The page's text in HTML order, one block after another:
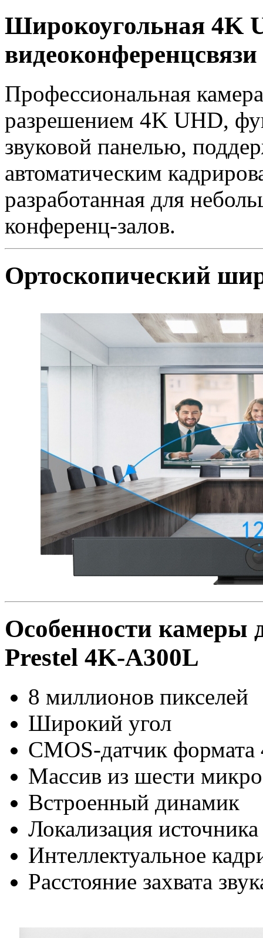
Широкоугольная 4K
Профессиональная
разрешением 4K UHD,
звуковой панелью,
автоматическим
разработанная для
конференц-залов.
Ортоскопический
Особенности камеры
Prestel 4K-A300L
8 миллионов пикселей
Широкий угол
CMOS-датчик
Массив из шести
Встроенный динамик
Локализация источника
Интеллектуальное
Расстояние захвата